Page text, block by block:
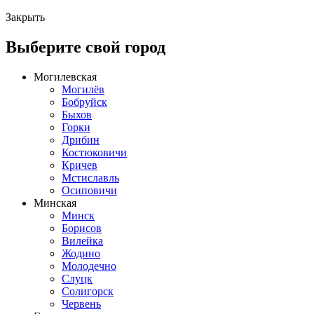
Закрыть
Выберите свой город
Могилевская
Могилёв
Бобруйск
Быхов
Горки
Дрибин
Костюковичи
Кричев
Мстиславль
Осиповичи
Минская
Минск
Борисов
Вилейка
Жодино
Молодечно
Слуцк
Солигорск
Червень